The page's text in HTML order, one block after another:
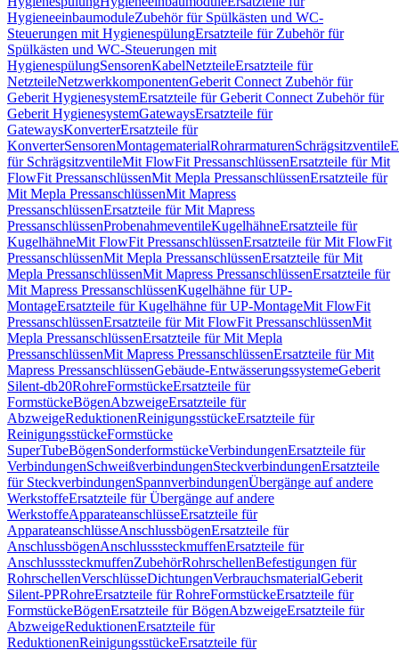
HygieneeinbaumoduleZubehör für Spülkästen und WC-
Steuerungen mit HygienespülungErsatzteile für Zubehör für
Spülkästen und WC-Steuerungen mit
HygienespülungSensorenKabelNetzteileErsatzteile für
NetzteileNetzwerkkomponentenGeberit Connect Zubehör für
Geberit HygienesystemErsatzteile für Geberit Connect Zubehör für
Geberit HygienesystemGatewaysErsatzteile für
GatewaysKonverterErsatzteile für
KonverterSensorenMontagematerialRohrarmaturenSchrägsitzventile
für SchrägsitzventileMit FlowFit PressanschlüssenErsatzteile für Mit
FlowFit PressanschlüssenMit Mepla PressanschlüssenErsatzteile für
Mit Mepla PressanschlüssenMit Mapress
PressanschlüssenErsatzteile für Mit Mapress
PressanschlüssenProbenahmeventileKugelhähneErsatzteile für
KugelhähneMit FlowFit PressanschlüssenErsatzteile für Mit FlowFit
PressanschlüssenMit Mepla PressanschlüssenErsatzteile für Mit
Mepla PressanschlüssenMit Mapress PressanschlüssenErsatzteile für
Mit Mapress PressanschlüssenKugelhähne für UP-
MontageErsatzteile für Kugelhähne für UP-MontageMit FlowFit
PressanschlüssenErsatzteile für Mit FlowFit PressanschlüssenMit
Mepla PressanschlüssenErsatzteile für Mit Mepla
PressanschlüssenMit Mapress PressanschlüssenErsatzteile für Mit
Mapress PressanschlüssenGebäude-EntwässerungssystemeGeberit
Silent-db20RohreFormstückeErsatzteile für
FormstückeBögenAbzweigeErsatzteile für
AbzweigeReduktionenReinigungsstückeErsatzteile für
ReinigungsstückeFormstücke
SuperTubeBögenSonderformstückeVerbindungenErsatzteile für
VerbindungenSchweißverbindungenSteckverbindungenErsatzteile
für SteckverbindungenSpannverbindungenÜbergänge auf andere
WerkstoffeErsatzteile für Übergänge auf andere
WerkstoffeApparateanschlüsseErsatzteile für
ApparateanschlüsseAnschlussbögenErsatzteile für
AnschlussbögenAnschlusssteckmuffenErsatzteile für
AnschlusssteckmuffenZubehörRohrschellenBefestigungen für
RohrschellenVerschlüsseDichtungenVerbrauchsmaterialGeberit
Silent-PPRohreErsatzteile für RohreFormstückeErsatzteile für
FormstückeBögenErsatzteile für BögenAbzweigeErsatzteile für
AbzweigeReduktionenErsatzteile für
ReduktionenReinigungsstückeErsatzteile für